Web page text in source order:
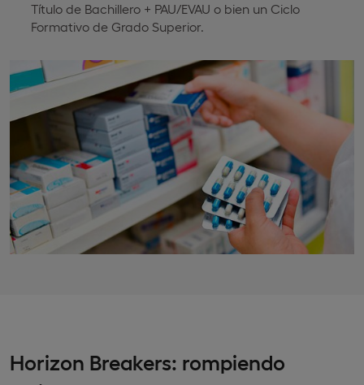
Título de Bachillero + PAU/EVAU o bien un Ciclo
Formativo de Grado Superior.
Horizon Breakers: rompiendo